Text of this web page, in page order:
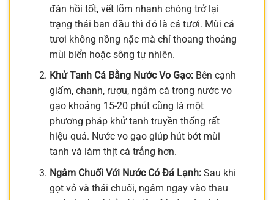
đàn hồi tốt, vết lõm nhanh chóng trở lại
trạng thái ban đầu thì đó là cá tươi. Mùi cá
tươi không nồng nặc mà chỉ thoang thoảng
mùi biển hoặc sông tự nhiên.
Khử Tanh Cá Bằng Nước Vo Gạo:Bên cạnh
giấm, chanh, rượu, ngâm cá trong nước vo
gạo khoảng 15-20 phút cũng là một
phương pháp khử tanh truyền thống rất
hiệu quả. Nước vo gạo giúp hút bớt mùi
tanh và làm thịt cá trắng hơn.
Ngâm Chuối Với Nước Có Đá Lạnh:Sau khi
gọt vỏ và thái chuối, ngâm ngay vào thau